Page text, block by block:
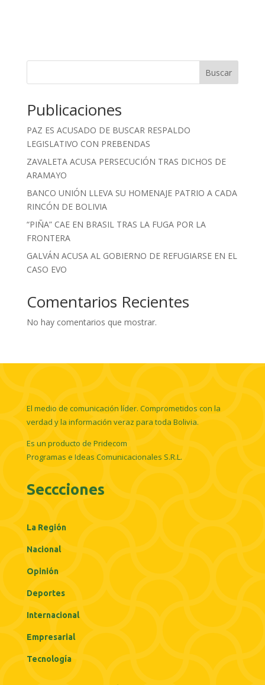
Buscar
Publicaciones
PAZ ES ACUSADO DE BUSCAR RESPALDO
LEGISLATIVO CON PREBENDAS
ZAVALETA ACUSA PERSECUCIÓN TRAS DICHOS DE
ARAMAYO
BANCO UNIÓN LLEVA SU HOMENAJE PATRIO A CADA
RINCÓN DE BOLIVIA
“PIÑA” CAE EN BRASIL TRAS LA FUGA POR LA
FRONTERA
GALVÁN ACUSA AL GOBIERNO DE REFUGIARSE EN EL
CASO EVO
Comentarios Recientes
No hay comentarios que mostrar.
El medio de comunicación líder. Comprometidos con la
verdad y la información veraz para toda Bolivia.
Es un producto de Pridecom
Programas e Ideas Comunicacionales S.R.L.
Seccciones
La Región
Nacional
Opinión
Deportes
Internacional
Empresarial
Tecnología